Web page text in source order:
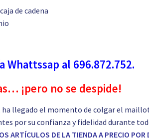
de cadena
Whattssap al 696.872.752.
¡pero no se despide!
ha llegado el momento de colgar el
por su confianza y fidelidad durante
ARTÍCULOS DE LA TIENDA A PRECIO POR